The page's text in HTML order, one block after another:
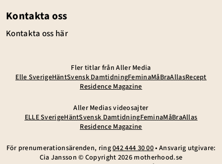
Kontakta oss
Kontakta oss här
Fler titlar från Aller Media
Elle SverigeHäntSvensk DamtidningFeminaMåBraAllasRecept
Residence Magazine
Aller Medias videosajter
ELLE SverigeHäntSvensk DamtidningFeminaMåBraAllas
Residence Magazine
För prenumerationsärenden, ring042 444 30 00• Ansvarig utgivare:
Cia Jansson © Copyright 2026 motherhood.se